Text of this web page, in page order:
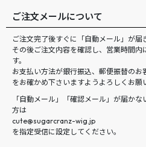
ご注文メールについて
ご注文完了後すぐに「自動メール」が届
その後ご注文内容を確認し、営業時間
す。
お支払い方法が銀行振込、郵便振替の
をお確かめ下さいますようよろしくお願
「自動メール」「確認メール」が届か
方は
cute@sugarcranz-wig.jp
を指定受信に設定してください。